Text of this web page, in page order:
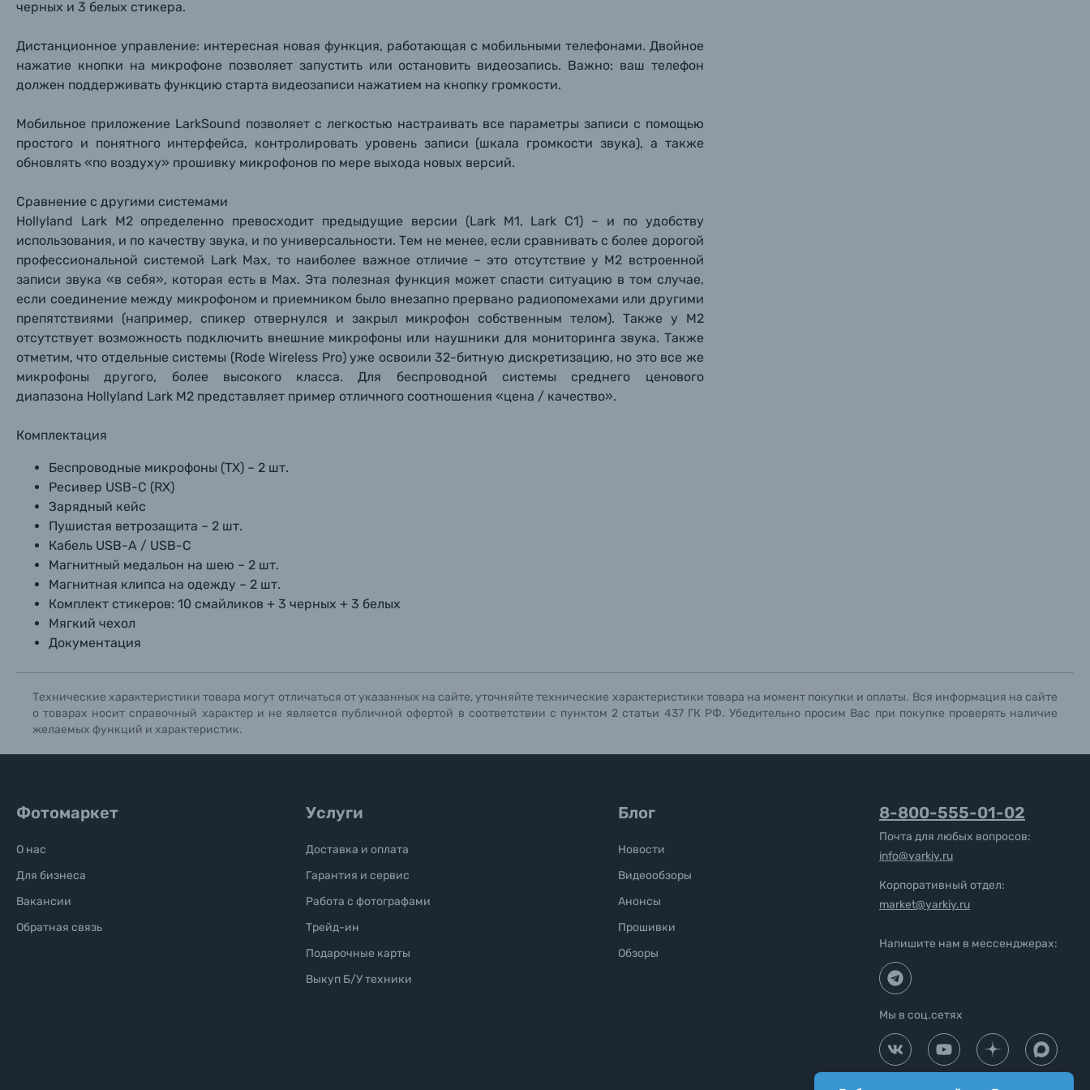
Уценённые товары
черных и 3 белых стикера.
Дистанционное управление: интересная новая функция, работающая с мобильными телефонами. Двойное
нажатие кнопки на микрофоне позволяет запустить или остановить видеозапись. Важно: ваш телефон
должен поддерживать функцию старта видеозаписи нажатием на кнопку громкости.
Мобильное приложение LarkSound позволяет с легкостью настраивать все параметры записи с помощью
простого и понятного интерфейса, контролировать уровень записи (шкала громкости звука), а также
обновлять «по воздуху» прошивку микрофонов по мере выхода новых версий.
Сравнение с другими системами
Hollyland Lark M2 определенно превосходит предыдущие версии (Lark M1, Lark C1) – и по удобству
использования, и по качеству звука, и по универсальности. Тем не менее, если сравнивать с более дорогой
профессиональной системой Lark Max, то наиболее важное отличие – это отсутствие у M2 встроенной
записи звука «в себя», которая есть в Max. Эта полезная функция может спасти ситуацию в том случае,
если соединение между микрофоном и приемником было внезапно прервано радиопомехами или другими
препятствиями (например, спикер отвернулся и закрыл микрофон собственным телом). Также у M2
отсутствует возможность подключить внешние микрофоны или наушники для мониторинга звука. Также
отметим, что отдельные системы (Rode Wireless Pro) уже освоили 32-битную дискретизацию, но это все же
микрофоны другого, более высокого класса. Для беспроводной системы среднего ценового
диапазона Hollyland Lark M2 представляет пример отличного соотношения «цена / качество».
Комплектация
Беспроводные микрофоны (TX) – 2 шт.
Ресивер USB-C (RX)
Зарядный кейс
Пушистая ветрозащита – 2 шт.
Кабель USB-A / USB-C
Магнитный медальон на шею – 2 шт.
Магнитная клипса на одежду – 2 шт.
Комплект стикеров: 10 смайликов + 3 черных + 3 белых
Мягкий чехол
Документация
Технические характеристики товара могут отличаться от указанных на сайте, уточняйте технические характеристики товара на момент покупки и оплаты. Вся информация на сайте
о товарах носит справочный характер и не является публичной офертой в соответствии с пунктом 2 статьи 437 ГК РФ. Убедительно просим Вас при покупке проверять наличие
желаемых функций и характеристик.
Фотомаркет
О нас
Для бизнеса
Вакансии
Обратная связь
Услуги
Доставка и оплата
Гарантия и сервис
Работа с фотографами
Трейд-ин
Подарочные карты
Выкуп Б/У техники
Блог
Новости
Видеообзоры
Анонсы
Прошивки
Обзоры
8-800-555-01-02
Почта для любых вопросов:
info@yarkiy.ru
Корпоративный отдел:
market@yarkiy.ru
Напишите нам в мессенджерах:
Мы в соц.сетях